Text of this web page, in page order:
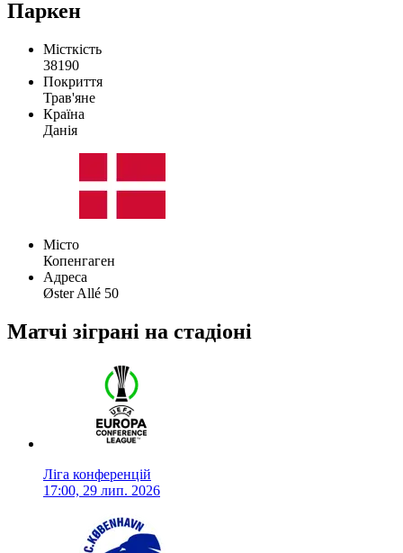
Паркен
Місткість
38190
Покриття
Трав'яне
Країна
Данія
Місто
Копенгаген
Адреса
Øster Allé 50
Матчі зіграні на стадіоні
Ліга конференцій
17:00, 29 лип. 2026